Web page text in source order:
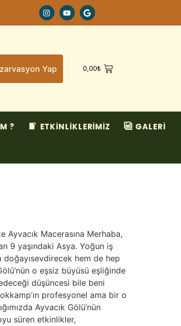
Yap 0,00₺
? ETKİNLİKLERİMİZ
GALERİ
Ayvacık Macerasına Merhaba,
9 yaşındaki Asya. Yoğun iş
doğayısevdirecek hem de hep
o eşsiz büyüsü eşliğinde
düşüncesi bile beni
profesyonel ama bir o
Ayvacık Gölü’nün
süren etkinlikler,